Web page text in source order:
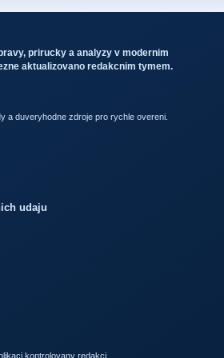
prirucky a analyzy v modernim
aktualizovano redakcnim tymem.
a duveryhodne zdroje pro rychle overeni.
udaju
kontrolovany redakci.